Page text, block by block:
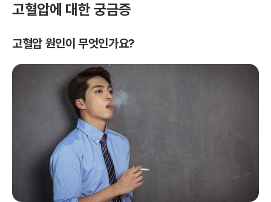
고혈압에 대한 궁금증
고혈압 원인이 무엇인가요?